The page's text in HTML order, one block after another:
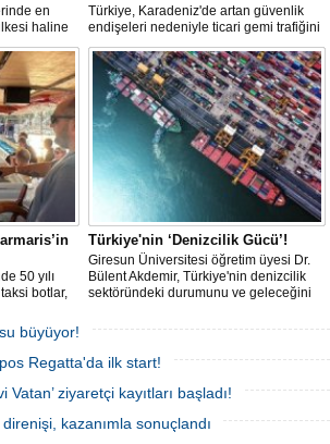
en
haline
bayrağına
denizcilik
açısından
Türkiye, Karadeniz'de artan güvenlik
endişeleri nedeniyle ticari gemi trafiğini
kısıtlamaya başladı. Bu durum,
bölgedeki gıda güvenliğini tehdit ediyor.
50 yılı
botlar,
ediyor.
Türkiye'nin ‘Denizcilik Gücü’!
Giresun Üniversitesi öğretim üyesi Dr.
Bülent Akdemir, Türkiye'nin denizcilik
sektöründeki durumunu ve geleceğini
büyüyor!
Regatta'da ilk start!
Vatan’ ziyaretçi kayıtları başladı!
kazanımla sonuçlandı